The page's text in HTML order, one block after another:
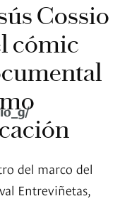
Cossio
cómic
del marco del
Entreviñetas,